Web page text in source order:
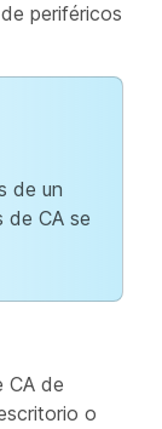
periféricos
de un
CA se
CA de
o